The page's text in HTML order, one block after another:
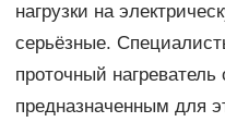
нагрузки на
серьёзные.
проточный
предназначенным для